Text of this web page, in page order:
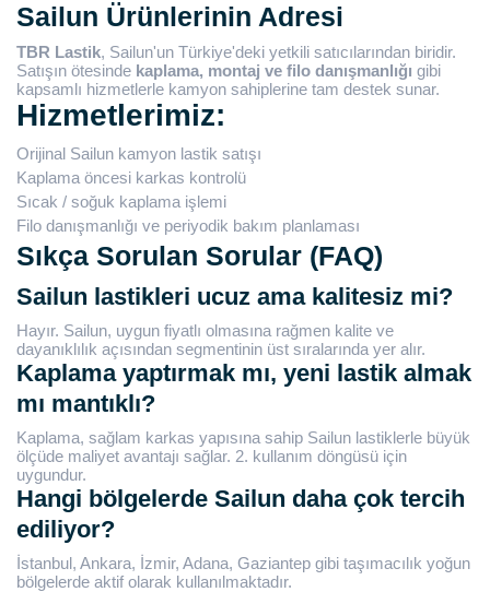
Sailun Ürünlerinin Adresi
TBR Lastik, Sailun'un Türkiye'deki yetkili satıcılarından biridir.
Satışın ötesinde kaplama, montaj ve filo danışmanlığı gibi
kapsamlı hizmetlerle kamyon sahiplerine tam destek sunar.
Hizmetlerimiz:
Orijinal Sailun kamyon lastik satışı
Kaplama öncesi karkas kontrolü
Sıcak / soğuk kaplama işlemi
Filo danışmanlığı ve periyodik bakım planlaması
Sıkça Sorulan Sorular (FAQ)
Sailun lastikleri ucuz ama kalitesiz mi?
Hayır. Sailun, uygun fiyatlı olmasına rağmen kalite ve
dayanıklılık açısından segmentinin üst sıralarında yer alır.
Kaplama yaptırmak mı, yeni lastik almak
mı mantıklı?
Kaplama, sağlam karkas yapısına sahip Sailun lastiklerle büyük
ölçüde maliyet avantajı sağlar. 2. kullanım döngüsü için
uygundur.
Hangi bölgelerde Sailun daha çok tercih
ediliyor?
İstanbul, Ankara, İzmir, Adana, Gaziantep gibi taşımacılık yoğun
bölgelerde aktif olarak kullanılmaktadır.